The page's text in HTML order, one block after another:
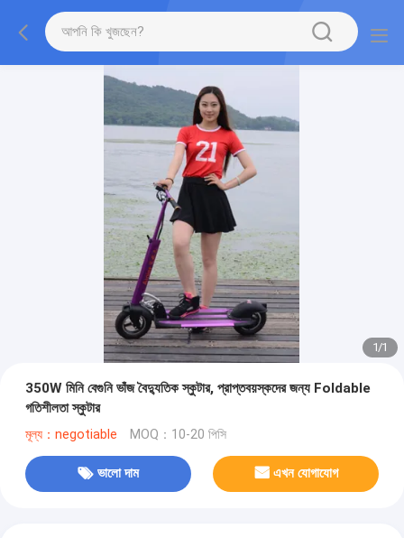
1/1
350W মিনি বেগুনি ভাঁজ বৈদ্যুতিক স্কুটার, প্রাপ্তবয়স্কদের জন্য Foldable
গতিশীলতা স্কুটার
মূল্য：negotiable MOQ：10-20 পিসি
ভালো দাম এখন যোগাযোগ